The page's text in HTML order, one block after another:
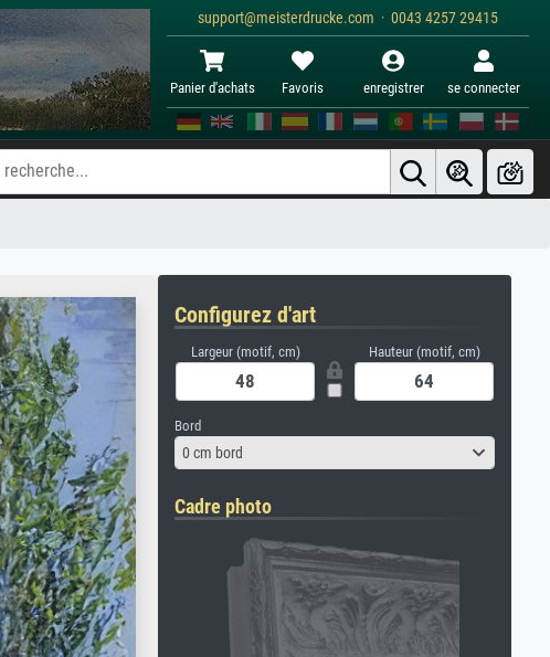
support@meisterdrucke.com · 0043 4257 29415
Panier d'achats Favoris enregistrer se connecter
Configurez d'art
Largeur (motif, cm) Hauteur (motif, cm)
Bord
0 cm bord
Cadre photo